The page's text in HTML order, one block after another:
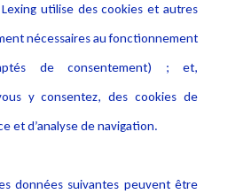
des
Publications
utilise des cookies et autres
nécessaires au fonctionnement
de consentement) ; et,
y consentez, des cookies de
et d’analyse de navigation.
données suivantes peuvent être